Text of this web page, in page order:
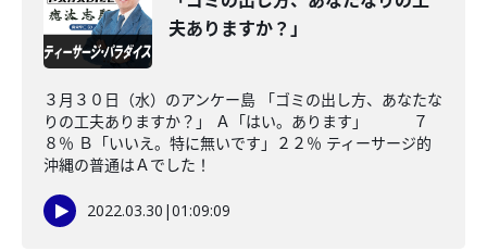
夫ありますか？」
３月３０日（水）のアンケー島 「ゴミの出し方、あなたな
りの工夫ありますか？」 Ａ「はい。あります」 ７
８％ Ｂ「いいえ。特に無いです」２２％ ティーサージ的
沖縄の普通はＡでした！
2022.03.30 |01:09:09